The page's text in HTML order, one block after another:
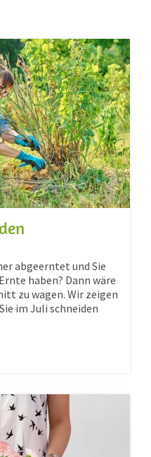
abgeerntet und Sie
haben? Dann wäre
zu wagen. Wir zeigen
im Juli schneiden